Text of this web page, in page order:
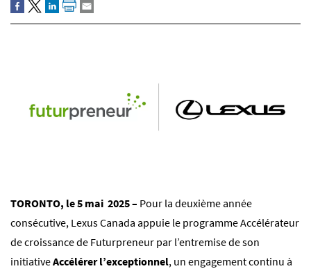
TORONTO, le 5 mai 2025 – Pour la deuxième année
consécutive, Lexus Canada appuie le programme Accélérateur
de croissance de Futurpreneur par l’entremise de son
initiativeAccélérer l’exceptionnel, un engagement continu à